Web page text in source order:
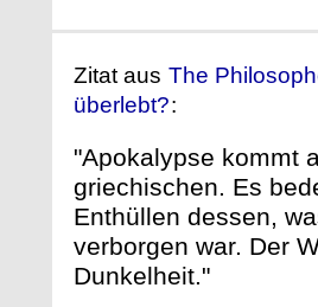
Zitat aus The
überlebt?:
"Apokalypse kommt
griechischen. Es
Enthüllen dessen,
verborgen war. Der
Dunkelheit."